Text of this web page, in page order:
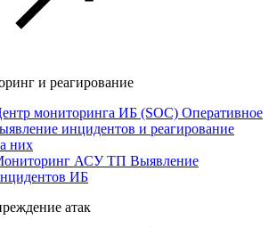
и реагирование
мониторинга ИБ (SOC) Оперативное
инцидентов и реагирование
них
АСУ ТП Выявление
ИБ
атак